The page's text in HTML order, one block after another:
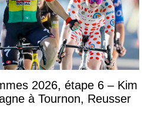
2026, étape 6 – Kim
à Tournon, Reusser